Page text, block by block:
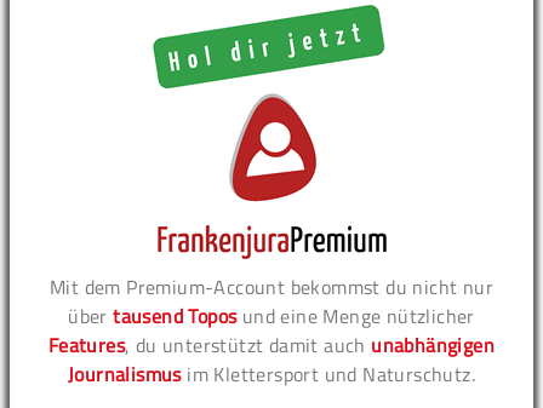
Mit dem Premium-Account bekommst du nicht nur
übertausend Toposund eine Menge nützlicher
Features, du unterstützt damit auch unabhängigen
Journalismusim Klettersport und Naturschutz.